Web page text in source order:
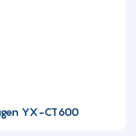
YX-CT600